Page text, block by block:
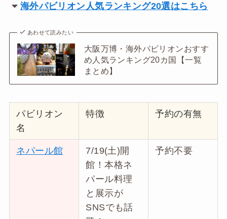
海外パビリオン人気ランキング20選はこちら
あわせて読みたい
大阪万博・海外パビリオンおすす
め人気ランキング20カ国【一覧
まとめ】
パビリオン
名
特徴 予約の有無
ネパール館
7/19(土)開
館！本格ネ
パール料理
と展示が
SNSでも話
予約不要